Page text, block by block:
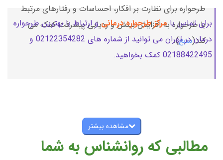
طرحواره برای نظارت بر افکار، احساسات و رفتارهای مرتبط
با طرحواره به افزایش بینش و ردیابی پیشرفت کمک می
کند(منبع).
برای تماس بامرکز طرحواره درمانیو ارتباط با بهترین طرحواره
درمان در تهران می توانید از شماره های 02122354282 و
02188422495 کمک بخواهید.
مشاهده بیشتر
مطالبی که روانشناس به شما